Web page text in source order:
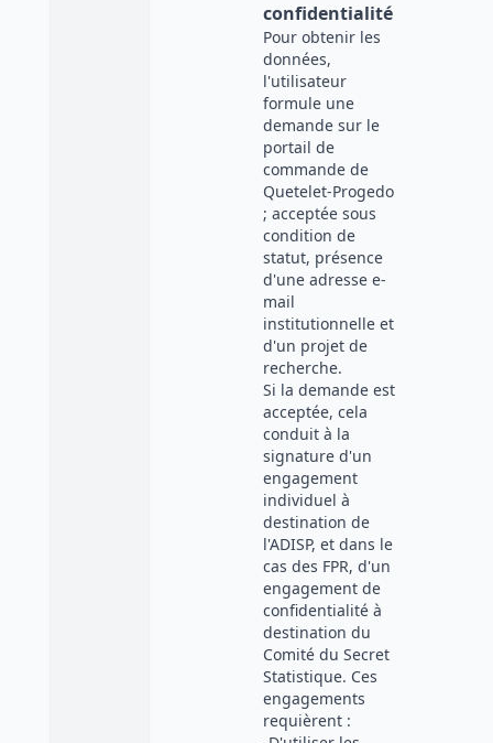
confidentialité
Pour obtenir les
données,
l'utilisateur
formule une
demande sur le
portail de
commande de
Quetelet-Progedo
; acceptée sous
condition de
statut, présence
d'une adresse e-
mail
institutionnelle et
d'un projet de
recherche.
Si la demande est
acceptée, cela
conduit à la
signature d'un
engagement
individuel à
destination de
l'ADISP, et dans le
cas des FPR, d'un
engagement de
confidentialité à
destination du
Comité du Secret
Statistique. Ces
engagements
requièrent :